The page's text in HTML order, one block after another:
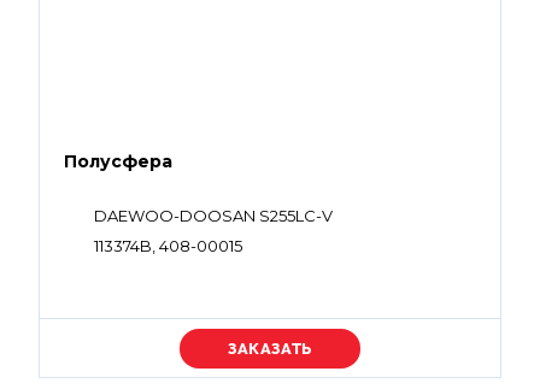
Полусфера
DAEWOO-DOOSAN S255LC-V
113374B, 408-00015
Уточняйте цену